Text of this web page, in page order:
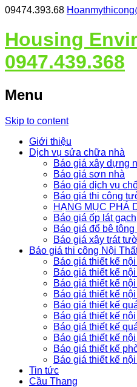
09474.393.68
Housing
0947.439.368
Menu
Skip to content
Giới thiệu
Dịch vụ sửa chữa nhà
Báo giá xây dựng
Báo giá sơn nhà
Báo giá dịch vụ
Báo giá thi công
HẠNG MỤC PHÁ
Báo giá ốp lát
Báo giá đổ bê
Báo giá xây trát
Báo giá thi công Nội
Báo giá thiết kế
Báo giá thiết kế
Báo giá thiết kế
Báo giá thiết kế
Báo giá thiết kế
Báo giá thiết kế
Báo giá thiết kế
Báo giá thiết kế
Báo giá thiết kế
Báo giá thiết kế
Tin tức
Cầu Thang